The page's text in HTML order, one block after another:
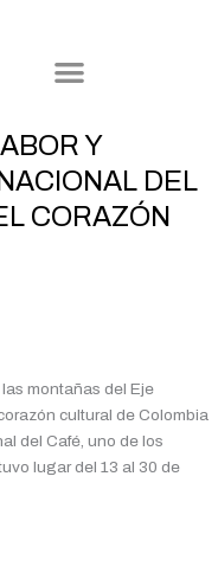
Y
DEL
CORAZÓN
montañas del Eje
cultural de Colombia
del Café, uno de los
lugar del 13 al 30 de